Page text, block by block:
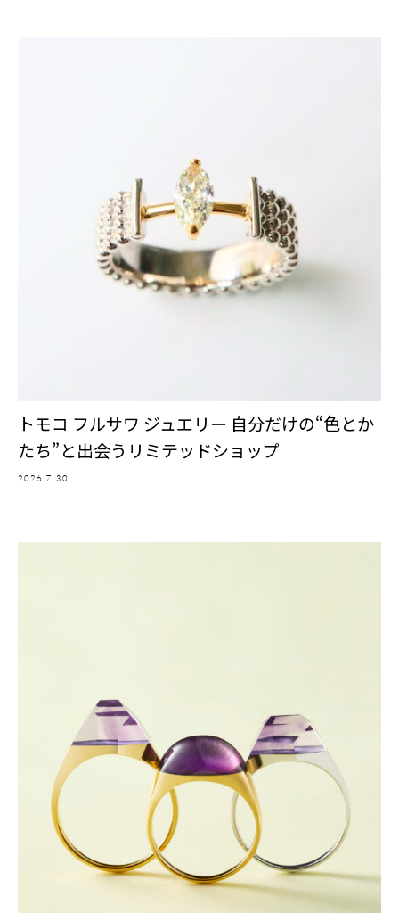
トモコ フルサワ ジュエリー 自分だけの“色とか
たち”と出会うリミテッドショップ
2026.7.30